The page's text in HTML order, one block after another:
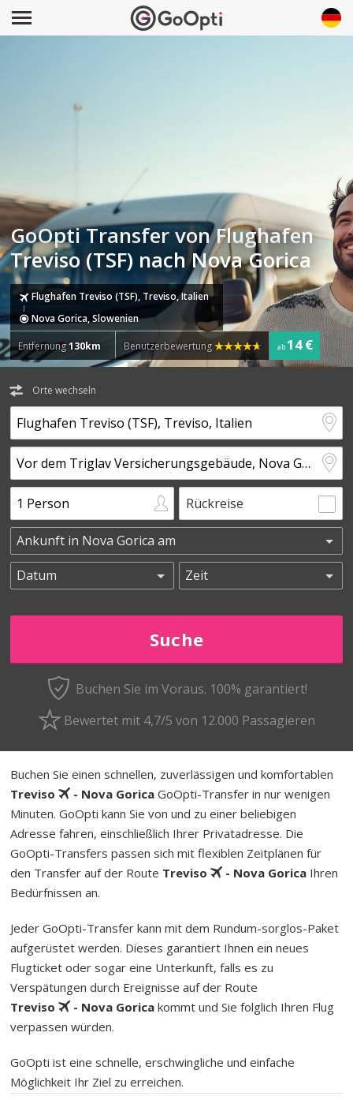
GoOpti Transfer von Flughafen
Treviso (TSF) nach Nova Gorica
Flughafen Treviso (TSF), Treviso, Italien
Nova Gorica, Slowenien
Entfernung130km Benutzerbewertung ab14 €
Orte wechseln
Rückreise
Buchen Sie im Voraus. 100% garantiert!
Bewertet mit 4,7/5 von 12.000 Passagieren
Buchen Sie einen schnellen, zuverlässigen und komfortablen
Treviso
- Nova Gorica GoOpti-Transfer in nur wenigen
Minuten. GoOpti kann Sie von und zu einer beliebigen
Adresse fahren, einschließlich Ihrer Privatadresse. Die
GoOpti-Transfers passen sich mit flexiblen Zeitplänen für
den Transfer auf der Route Treviso - Nova Gorica Ihren
Bedürfnissen an.
Jeder GoOpti-Transfer kann mit dem Rund­um-sorg­los-Pa­ket
aufgerüstet werden. Dieses garantiert Ihnen ein neues
Flugticket oder sogar eine Unterkunft, falls es zu
Verspätungen durch Ereignisse auf der Route
Treviso
- Nova Gorica kommt und Sie folglich Ihren Flug
verpassen würden.
GoOpti ist eine schnelle, erschwingliche und einfache
Möglichkeit Ihr Ziel zu erreichen.